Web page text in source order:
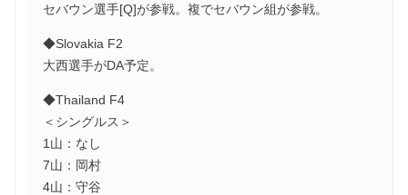
セバウン選手[Q]が参戦。複でセバウン組が参戦。
◆Slovakia F2
大西選手がDA予定。
◆Thailand F4
＜シングルス＞
1山：なし
7山：岡村
4山：守谷